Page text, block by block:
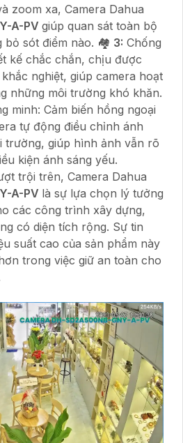
zoom xa, Camera Dahua
A-PV giúp quan sát toàn bộ
bỏ sót điểm nào. 🏘 3: Chống
kế chắc chắn, chịu được
nghiệt, giúp camera hoạt
những môi trường khó khăn.
minh: Cảm biến hồng ngoại
tự động điều chỉnh ánh
trường, giúp hình ảnh vẫn rõ
kiện ánh sáng yếu.
trội trên, Camera Dahua
A-PV là sự lựa chọn lý tưởng
các công trình xây dựng,
có diện tích rộng. Sự tin
suất cao của sản phẩm này
trong việc giữ an toàn cho